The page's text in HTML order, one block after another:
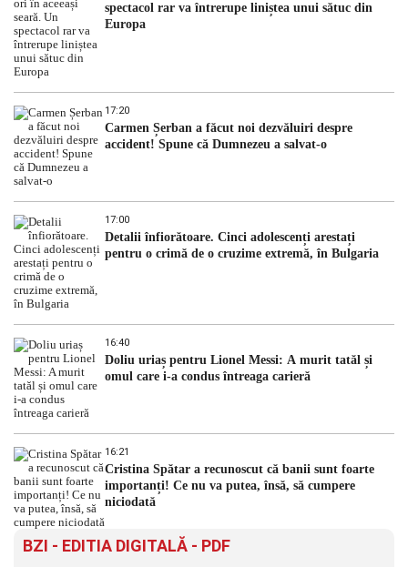
spectacol rar va întrerupe liniștea unui sătuc din
Europa
17:20
Carmen Șerban a făcut noi dezvăluiri despre
accident! Spune că Dumnezeu a salvat-o
17:00
Detalii înfiorătoare. Cinci adolescenți arestați
pentru o crimă de o cruzime extremă, în Bulgaria
16:40
Doliu uriaș pentru Lionel Messi: A murit tatăl și
omul care i-a condus întreaga carieră
16:21
Cristina Spătar a recunoscut că banii sunt foarte
importanți! Ce nu va putea, însă, să cumpere
niciodată
BZI - EDITIA DIGITALĂ - PDF